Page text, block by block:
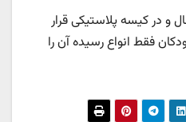
و در کیسه پلاستیکی قرار
فقط انواع رسیده آن را